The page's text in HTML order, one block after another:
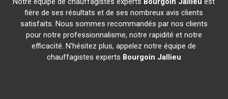
fière de ses résultats et de ses nombreux avis clients
satisfaits. Nous sommes recommandés par nos clients
pour notre professionnalisme, notre rapidité et notre
efficacité. N'hésitez plus, appelez notre équipe de
chauffagistes experts Bourgoin Jallieu